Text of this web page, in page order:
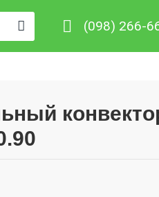
(098) 266-